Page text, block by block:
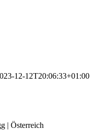
12-12T20:06:33+01:00
| Österreich